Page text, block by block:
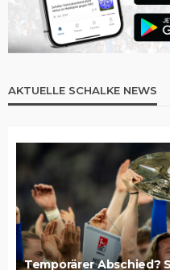
AKTUELLE SCHALKE NEWS
Temporärer Abschied?